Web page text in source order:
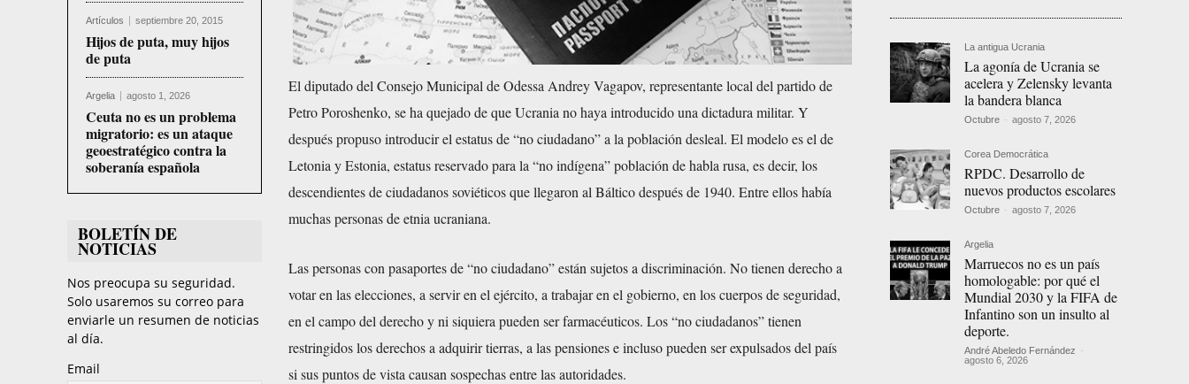
Artículos septiembre 20, 2015
Hijos de puta, muy hijos
de puta
Argelia agosto 1, 2026
Ceuta no es un problema
migratorio: es un ataque
geoestratégico contra la
soberanía española
BOLETÍN DE
NOTICIAS
Nos preocupa su seguridad.
Solo usaremos su correo para
enviarle un resumen de noticias
al día.
Email
El diputado del Consejo Municipal de Odessa Andrey Vagapov, representante local del partido de
Petro Poroshenko, se ha quejado de que Ucrania no haya introducido una dictadura militar. Y
después propuso introducir el estatus de “no ciudadano” a la población desleal. El modelo es el de
Letonia y Estonia, estatus reservado para la “no indígena” población de habla rusa, es decir, los
descendientes de ciudadanos soviéticos que llegaron al Báltico después de 1940. Entre ellos había
muchas personas de etnia ucraniana.
Las personas con pasaportes de “no ciudadano” están sujetos a discriminación. No tienen derecho a
votar en las elecciones, a servir en el ejército, a trabajar en el gobierno, en los cuerpos de seguridad,
en el campo del derecho y ni siquiera pueden ser farmacéuticos. Los “no ciudadanos” tienen
restringidos los derechos a adquirir tierras, a las pensiones e incluso pueden ser expulsados del país
si sus puntos de vista causan sospechas entre las autoridades.
La antigua Ucrania
La agonía de Ucrania se
acelera y Zelensky levanta
la bandera blanca
Octubre - agosto 7, 2026
Corea Democrática
RPDC. Desarrollo de
nuevos productos escolares
Octubre - agosto 7, 2026
Argelia
Marruecos no es un país
homologable: por qué el
Mundial 2030 y la FIFA de
Infantino son un insulto al
deporte.
André Abeledo Fernández -
agosto 6, 2026